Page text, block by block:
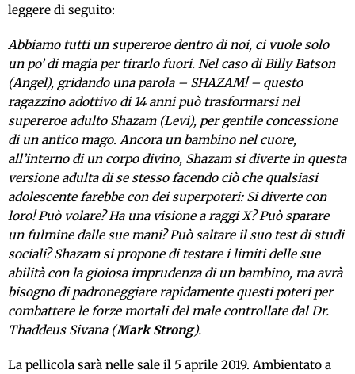
leggere di seguito:
Abbiamo tutti un supereroe dentro di noi, ci vuole solo
un po’ di magia per tirarlo fuori. Nel caso di Billy Batson
(Angel), gridando una parola – SHAZAM! – questo
ragazzino adottivo di 14 anni può trasformarsi nel
supereroe adulto Shazam (Levi), per gentile concessione
di un antico mago. Ancora un bambino nel cuore,
all’interno di un corpo divino, Shazam si diverte in questa
versione adulta di se stesso facendo ciò che qualsiasi
adolescente farebbe con dei superpoteri: Si diverte con
loro! Può volare? Ha una visione a raggi X? Può sparare
un fulmine dalle sue mani? Può saltare il suo test di studi
sociali? Shazam si propone di testare i limiti delle sue
abilità con la gioiosa imprudenza di un bambino, ma avrà
bisogno di padroneggiare rapidamente questi poteri per
combattere le forze mortali del male controllate dal Dr.
Thaddeus Sivana (Mark Strong).
La pellicola sarà nelle sale il 5 aprile 2019. Ambientato a